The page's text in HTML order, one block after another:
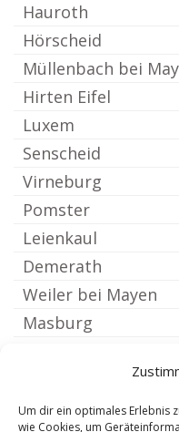
Um dir ein optimales Erlebnis
wie Cookies, um
Hauroth
Hörscheid
Müllenbach bei
Hirten Eifel
Luxem
Senscheid
Virneburg
Pomster
Leienkaul
Demerath
Weiler bei Mayen
Masburg
Steineberg Eifel